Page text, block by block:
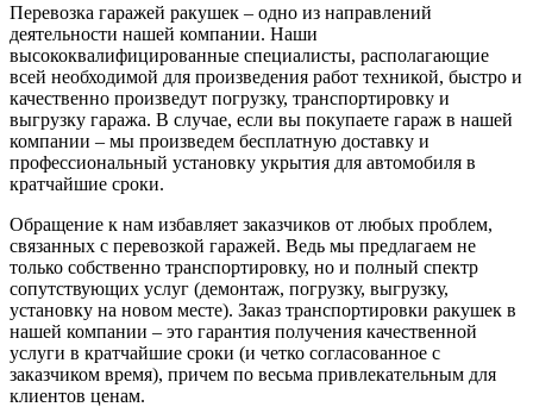
Перевозка гаражей ракушек – одно из направлений
деятельности нашей компании. Наши
высококвалифицированные специалисты, располагающие
всей необходимой для произведения работ техникой, быстро и
качественно произведут погрузку, транспортировку и
выгрузку гаража. В случае, если вы покупаете гараж в нашей
компании – мы произведем бесплатную доставку и
профессиональный установку укрытия для автомобиля в
кратчайшие сроки.
Обращение к нам избавляет заказчиков от любых проблем,
связанных с перевозкой гаражей. Ведь мы предлагаем не
только собственно транспортировку, но и полный спектр
сопутствующих услуг (демонтаж, погрузку, выгрузку,
установку на новом месте). Заказ транспортировки ракушек в
нашей компании – это гарантия получения качественной
услуги в кратчайшие сроки (и четко согласованное с
заказчиком время), причем по весьма привлекательным для
клиентов ценам.